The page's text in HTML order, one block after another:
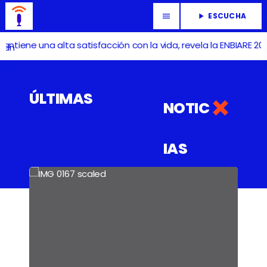
menu play_arrow ESCUCHA
alta satisfacción con la vida, revela la ENBIARE 2025 del
ÚLTIMAS
NOTIC
IAS